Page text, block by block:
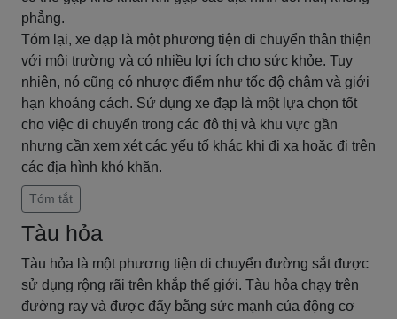
phẳng.
Tóm lại, xe đạp là một phương tiện di chuyển thân thiện
với môi trường và có nhiều lợi ích cho sức khỏe. Tuy
nhiên, nó cũng có nhược điểm như tốc độ chậm và giới
hạn khoảng cách. Sử dụng xe đạp là một lựa chọn tốt
cho việc di chuyển trong các đô thị và khu vực gần
nhưng cần xem xét các yếu tố khác khi đi xa hoặc đi trên
các địa hình khó khăn.
Tóm tắt
Tàu hỏa
Tàu hỏa là một phương tiện di chuyển đường sắt được
sử dụng rộng rãi trên khắp thế giới. Tàu hỏa chạy trên
đường ray và được đẩy bằng sức mạnh của động cơ